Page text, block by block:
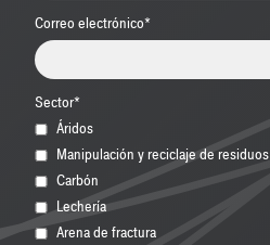
Correo electrónico*
Sector*
Áridos
Manipulación y reciclaje de residuos
Carbón
Lechería
Arena de fractura